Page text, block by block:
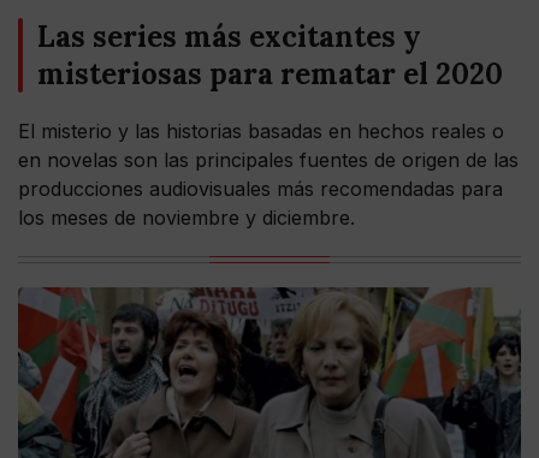
Las series más excitantes y
misteriosas para rematar el 2020
El misterio y las historias basadas en hechos reales o
en novelas son las principales fuentes de origen de las
producciones audiovisuales más recomendadas para
los meses de noviembre y diciembre.